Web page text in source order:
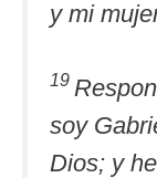
y mi
19
soy
Dios; y